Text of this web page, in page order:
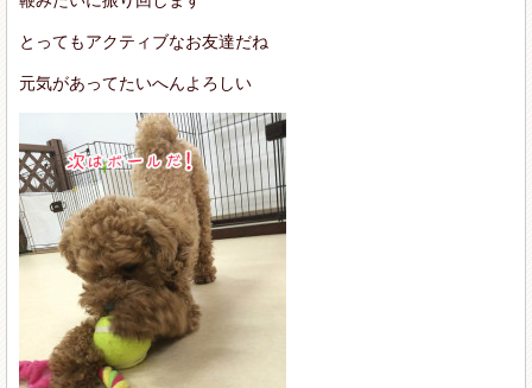
とってもアクティブなお友達だね
元気があってたいへんよろしい